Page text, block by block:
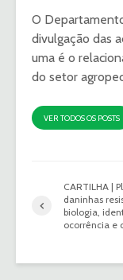
O
divulgação das
uma é o
do setor
VER TODOS OS POSTS
CARTILHA |
daninhas
biologia,
ocorrência e